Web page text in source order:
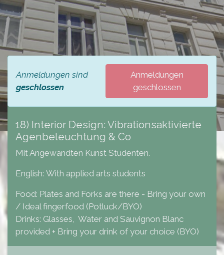
Anmeldungen sind
geschlossen
Anmeldungen
geschlossen
18) Interior Design: Vibrationsaktivierte
Agenbeleuchtung & Co
Mit Angewandten Kunst Studenten.
English: With applied arts students
Food: Plates and Forks are there - Bring your own
/ Ideal fingerfood (Potluck/BYO)
Drinks: Glasses, Water and Sauvignon Blanc
provided + Bring your drink of your choice (BYO)